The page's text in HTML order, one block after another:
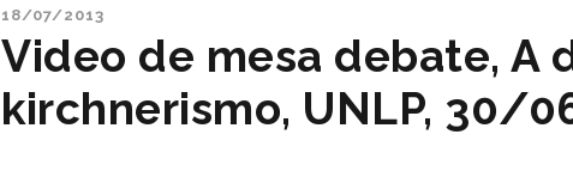
18/07/2013
Video de mesa debate, A
kirchnerismo, UNLP, 30/